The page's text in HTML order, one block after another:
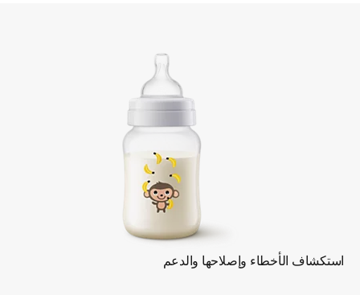
استكشاف الأخطاء وإصلاحها والدعم